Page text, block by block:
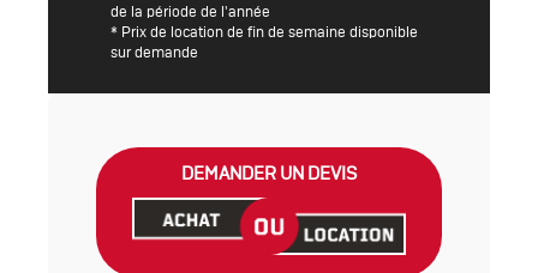
de la période de l'année
* Prix de location de fin de semaine disponible
sur demande
DEMANDER UN DEVIS